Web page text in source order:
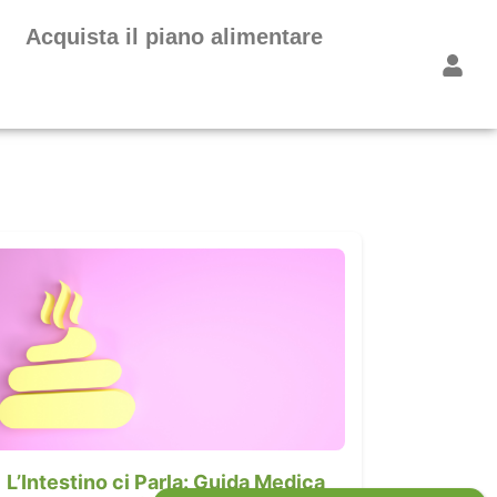
Acquista il piano alimentare
L’Intestino ci Parla: Guida Medica